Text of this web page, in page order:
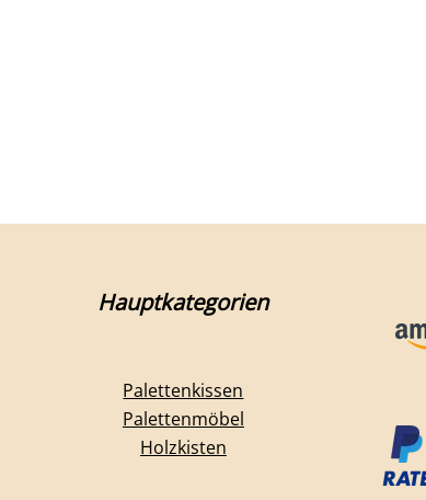
Hauptkategorien
Palettenkissen
Palettenmöbel
Holzkisten